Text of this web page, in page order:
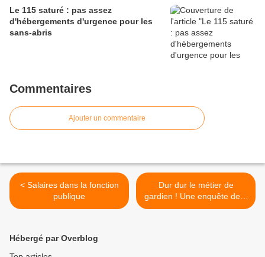
Le 115 saturé : pas assez
d'hébergements d'urgence pour les
sans-abris
Commentaires
Ajouter un commentaire
< Salaires dans la fonction
publique
Dur dur le métier de
gardien ! Une enquête de 4
pages dans le Nouvel
Hébergé par Overblog